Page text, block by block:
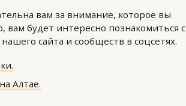
вам за внимание, которое вы
вам будет интересно познакомиться с
сайта и сообществ в соцсетях.
Алтае.